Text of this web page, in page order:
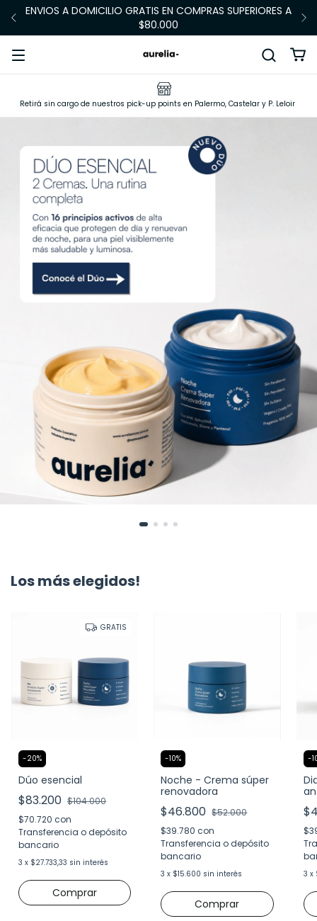
ENVIOS A DOMICILIO GRATIS EN COMPRAS SUPERIORES A
$80.000
Retirá sin cargo de nuestros pick-up points en Palermo, Castelar y P. Leloir
Los más elegidos!
GRATIS
-20%
Dúo esencial
$83.200 $104.000
$70.720 con
Transferencia o depósito
bancario
3 x $27.733,33 sin interés
-10%
Noche - Crema súper
renovadora
$46.800 $52.000
$39.780con
Transferencia o depósito
bancario
3 x $15.600 sin interés
-
3 x